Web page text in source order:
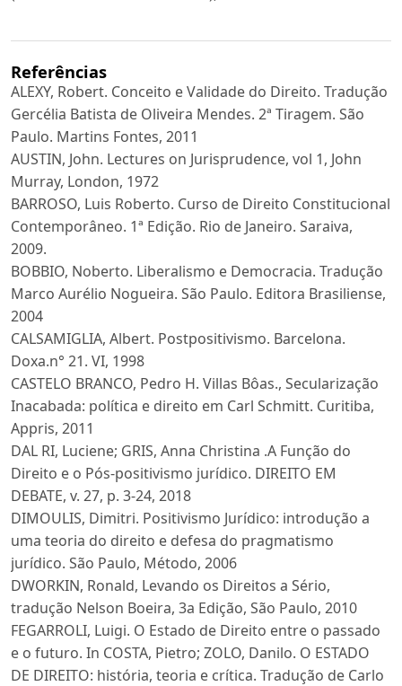
Referências
ALEXY, Robert. Conceito e Validade do Direito. Tradução
Gercélia Batista de Oliveira Mendes. 2ª Tiragem. São
Paulo. Martins Fontes, 2011
AUSTIN, John. Lectures on Jurisprudence, vol 1, John
Murray, London, 1972
BARROSO, Luis Roberto. Curso de Direito Constitucional
Contemporâneo. 1ª Edição. Rio de Janeiro. Saraiva,
2009.
BOBBIO, Noberto. Liberalismo e Democracia. Tradução
Marco Aurélio Nogueira. São Paulo. Editora Brasiliense,
2004
CALSAMIGLIA, Albert. Postpositivismo. Barcelona.
Doxa.n° 21. VI, 1998
CASTELO BRANCO, Pedro H. Villas Bôas., Secularização
Inacabada: política e direito em Carl Schmitt. Curitiba,
Appris, 2011
DAL RI, Luciene; GRIS, Anna Christina .A Função do
Direito e o Pós-positivismo jurídico. DIREITO EM
DEBATE, v. 27, p. 3-24, 2018
DIMOULIS, Dimitri. Positivismo Jurídico: introdução a
uma teoria do direito e defesa do pragmatismo
jurídico. São Paulo, Método, 2006
DWORKIN, Ronald, Levando os Direitos a Sério,
tradução Nelson Boeira, 3a Edição, São Paulo, 2010
FEGARROLI, Luigi. O Estado de Direito entre o passado
e o futuro. In COSTA, Pietro; ZOLO, Danilo. O ESTADO
DE DIREITO: história, teoria e crítica. Tradução de Carlo